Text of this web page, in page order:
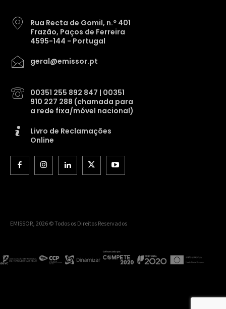
Rua Recta de Gomil, n.º 401
Frazão, Paços de Ferreira
4595-144 - Portugal
geral@emissor.pt
00351 255 892 847 | 00351
910 227 288 (chamada para
a rede fixa/móvel nacional)
Livro de Reclamações
Online
EMISSOR, 2026 © Todos os Direitos Reservados